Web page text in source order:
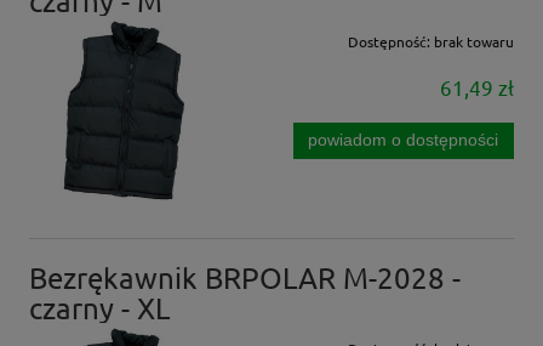
Dostępność: brak towaru
61,49 zł
powiadom o dostępności
Bezrękawnik BRPOLAR M-2028 -
czarny - XL